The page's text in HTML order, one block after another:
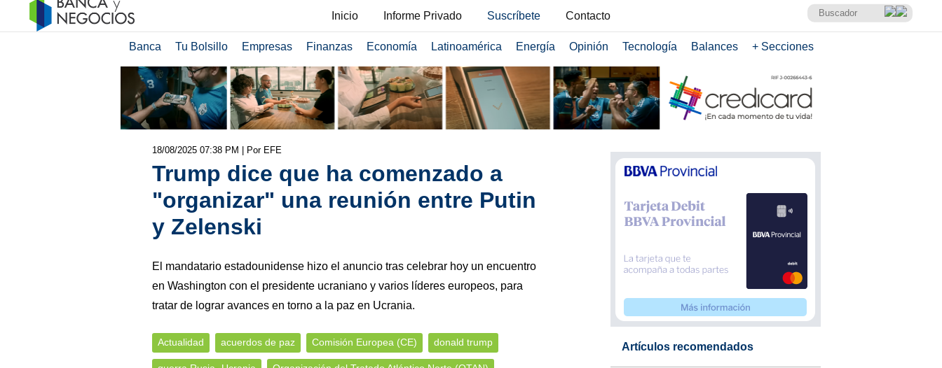
Inicio Informe Privado Suscríbete Contacto
Banca Tu Bolsillo Empresas Finanzas Economía Latinoamérica Energía Opinión Tecnología Balances + Secciones
18/08/2025 07:38 PM | Por EFE
Trump dice que ha comenzado a
"organizar" una reunión entre Putin
y Zelenski
El mandatario estadounidense hizo el anuncio tras celebrar hoy un encuentro
en Washington con el presidente ucraniano y varios líderes europeos, para
tratar de lograr avances en torno a la paz en Ucrania.
Actualidad acuerdos de paz Comisión Europea (CE) donald trump Artículos recomendados